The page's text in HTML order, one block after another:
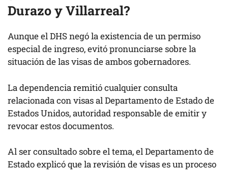
Durazo y Villarreal?
Aunque el DHS negó la existencia de un permiso
especial de ingreso, evitó pronunciarse sobre la
situación de las visas de ambos gobernadores.
La dependencia remitió cualquier consulta
relacionada con visas al Departamento de Estado de
Estados Unidos, autoridad responsable de emitir y
revocar estos documentos.
Al ser consultado sobre el tema, el Departamento de
Estado explicó que la revisión de visas es un proceso